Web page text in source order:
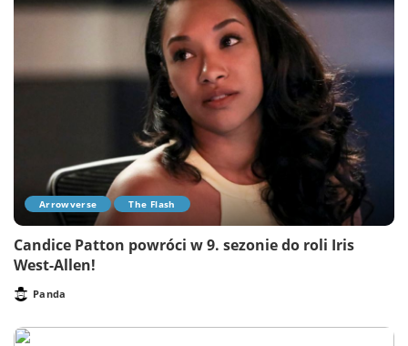
Arrowverse The Flash
Candice Patton powróci w 9. sezonie do roli Iris
West-Allen!
PostedPanda